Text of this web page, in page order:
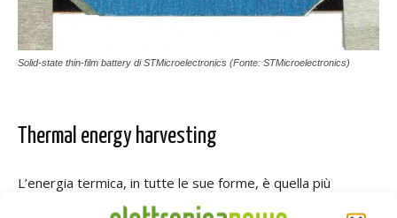
Solid-state thin-film battery di STMicroelectronics (Fonte: STMicroelectronics)
Thermal energy harvesting
L’energia termica, in tutte le sue forme, è quella più
disponibile e meno utilizzata.